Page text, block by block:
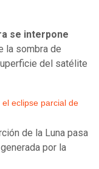
se interpone
la sombra de
del satélite
el eclipse parcial de
de la Luna pasa
por la